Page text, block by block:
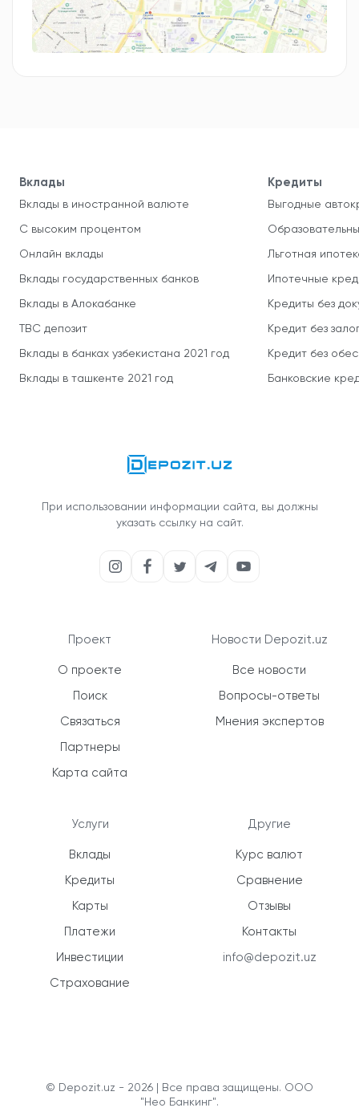
Вклады
Вклады в иностранной валюте
С высоким процентом
Онлайн вклады
Вклады государственных банков
Вклады в Алокабанке
TBC депозит
Вклады в банках узбекистана 2021 год
Вклады в ташкенте 2021 год
Кредиты
Выгодные
Льготная
Ипотечные
Кредиты без
Кредит без
Кредит без
Банковские
При использовании информации сайта, вы должны
указать ссылку на сайт.
Проект
О проекте
Поиск
Связаться
Партнеры
Карта сайта
Услуги
Вклады
Кредиты
Карты
Платежи
Инвестиции
Страхование
Новости Depozit.uz
Все новости
Вопросы-ответы
Мнения экспертов
Другие
Курс валют
Сравнение
Отзывы
Контакты
info@depozit.uz
© Depozit.uz - 2026 | Все права защищены. ООО
"Нео Банкинг".